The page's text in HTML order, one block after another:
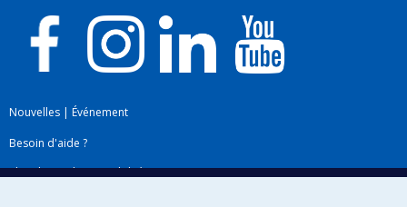
Nouvelles | Événement
Besoin d'aide ?
Plan du site|Accessibilité